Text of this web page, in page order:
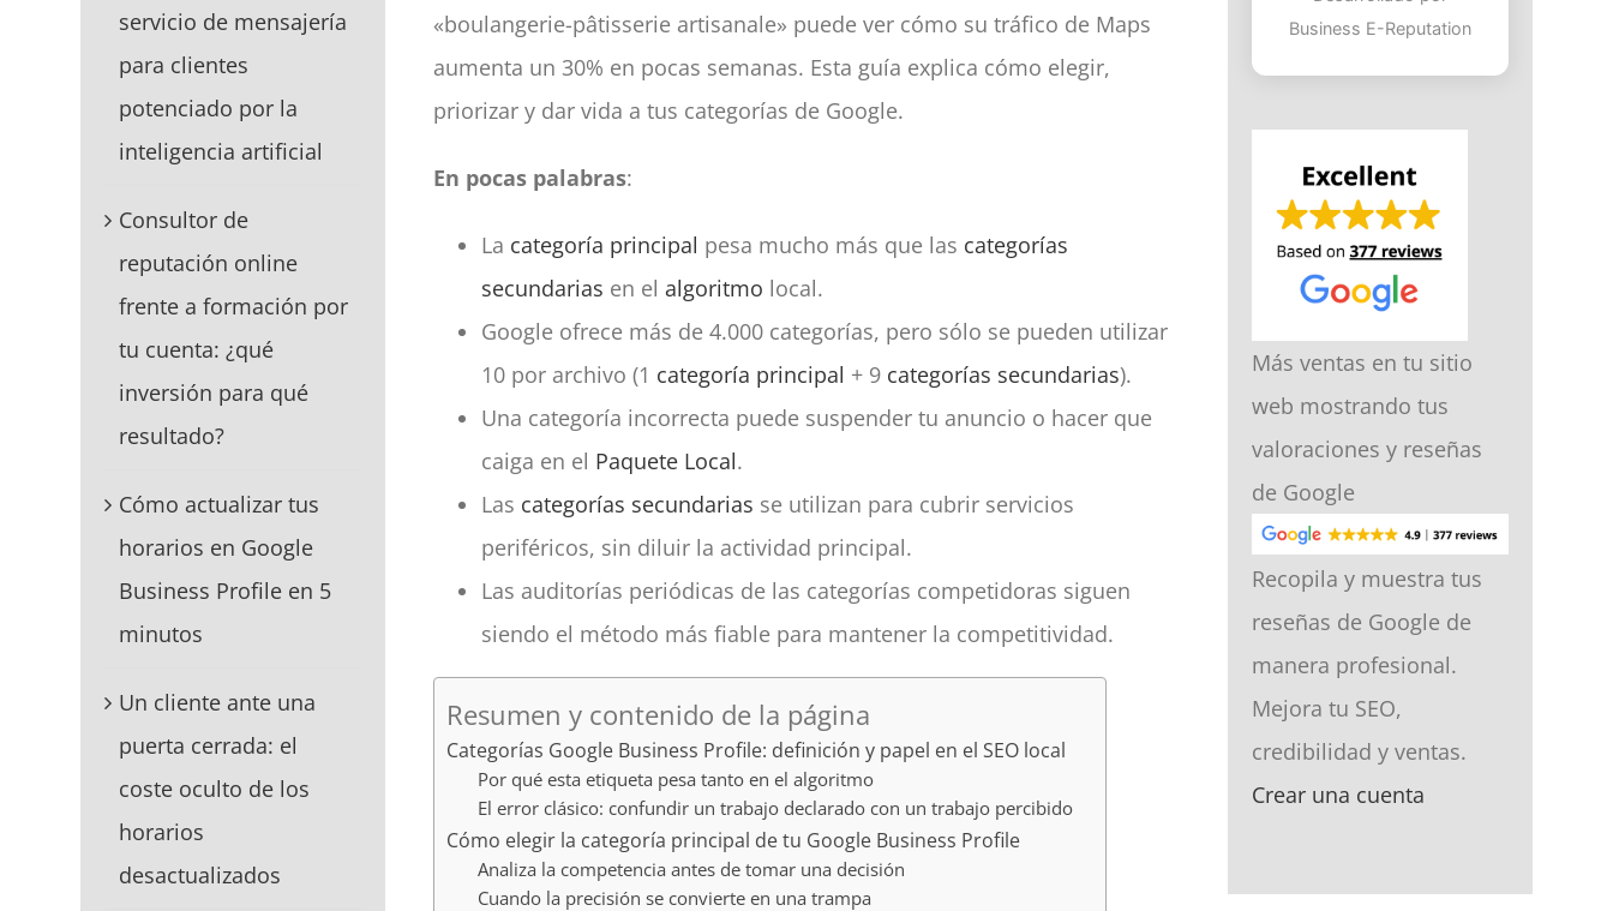
«boulangerie-pâtisserie artisanale» puede ver cómo su tráfico de Maps
aumenta un 30% en pocas semanas. Esta guía explica cómo elegir,
priorizar y dar vida a tus categorías de Google.
En pocas palabras:
La categoría principal pesa mucho más que las categorías
secundarias en elalgoritmo local.
Google ofrece más de 4.000 categorías, pero sólo se pueden utilizar
10 por archivo (1 categoría principal + 9 categorías secundarias).
Una categoría incorrecta puede suspender tu anuncio o hacer que
caiga en el Paquete Local.
Las categorías secundarias se utilizan para cubrir servicios
periféricos, sin diluir la actividad principal.
Las auditorías periódicas de las categorías competidoras siguen
siendo el método más fiable para mantener la competitividad.
Resumen y contenido de la página
Categorías Google Business Profile: definición y papel en el SEO local
Por qué esta etiqueta pesa tanto en el algoritmo
El error clásico: confundir un trabajo declarado con un trabajo percibido
Cómo elegir la categoría principal de tu Google Business Profile
Analiza la competencia antes de tomar una decisión
Cuando la precisión se convierte en una trampa
servicio de mensajería
para clientes
potenciado por la
inteligencia artificial
Consultor de
reputación online
frente a formación por
tu cuenta: ¿qué
inversión para qué
resultado?
Cómo actualizar tus
horarios en Google
Business Profile en 5
minutos
Un cliente ante una
puerta cerrada: el
coste oculto de los
horarios
desactualizados
Business E-Reputation
Más ventas en tu sitio
web mostrando tus
valoraciones y reseñas
de Google
Recopila y muestra tus
reseñas de Google de
manera profesional.
Mejora tu SEO,
credibilidad y ventas.
Crear una cuenta